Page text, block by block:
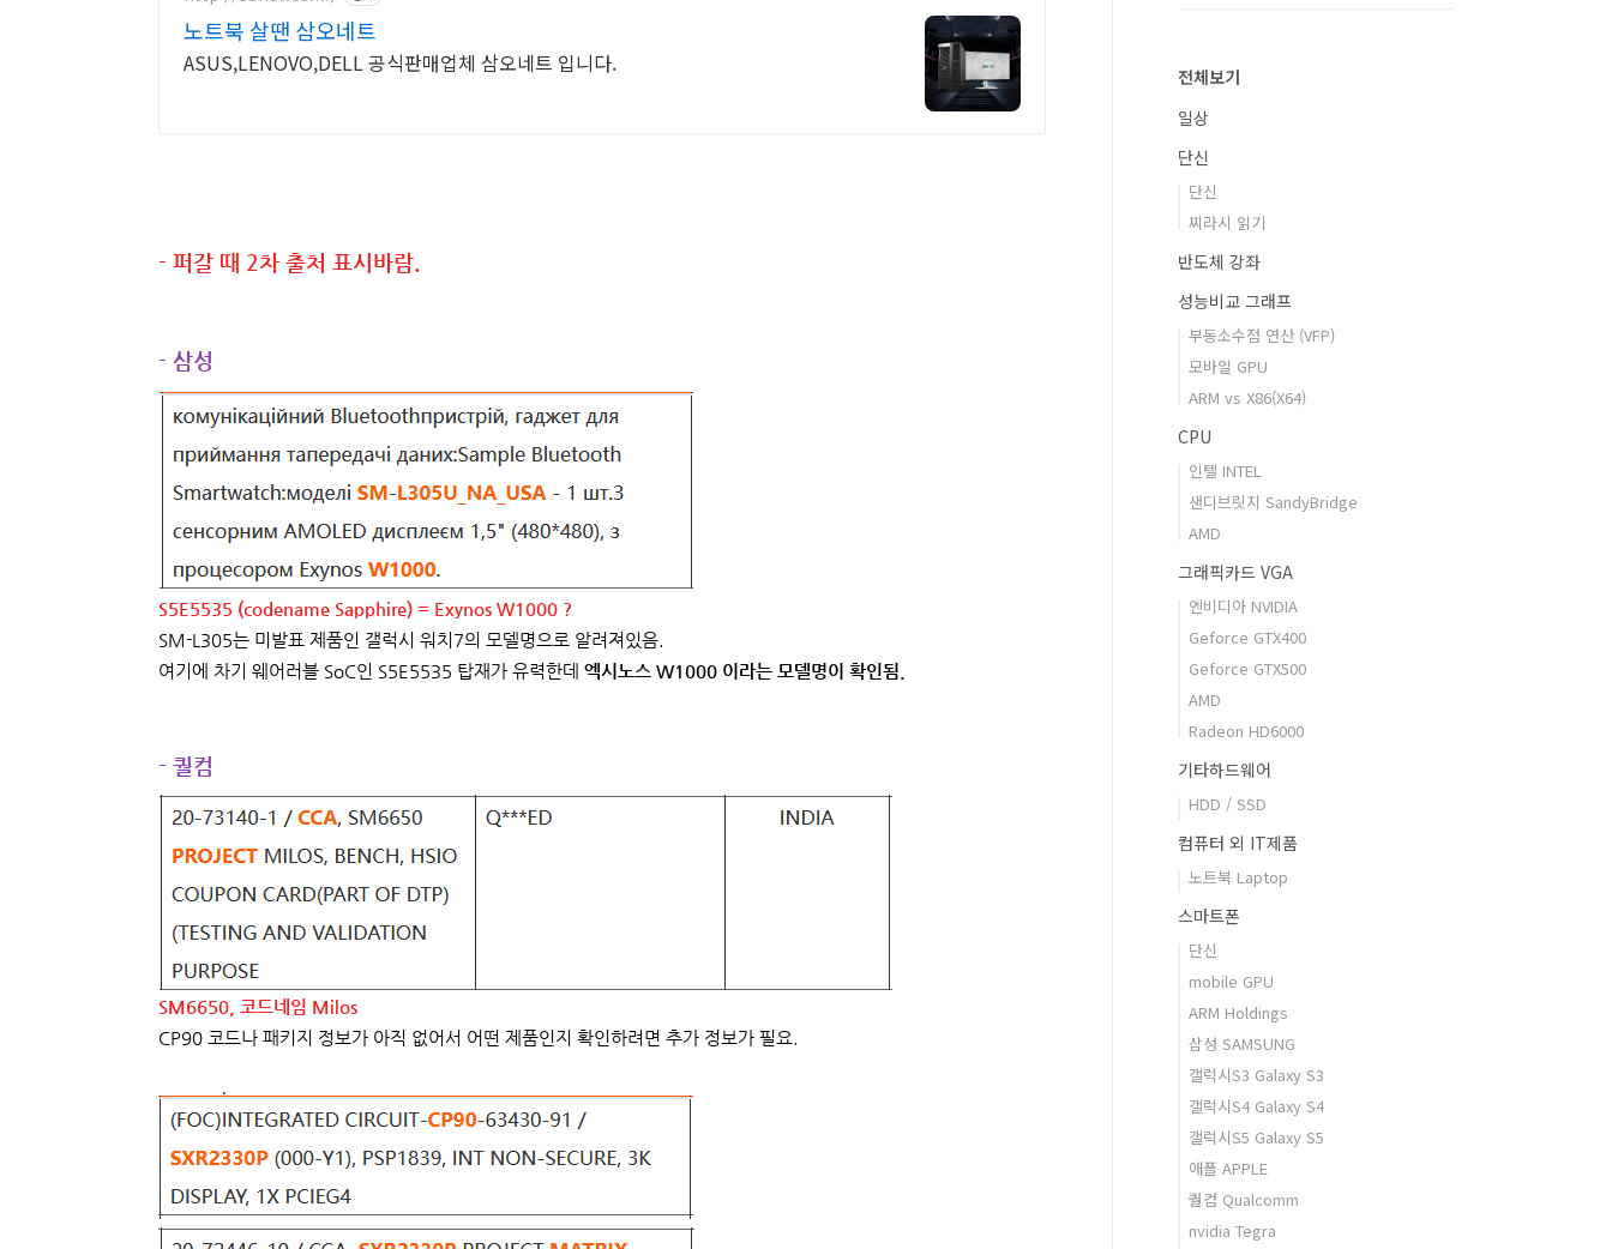
노트북 살땐 삼오네트
ASUS,LENOVO,DELL 공식판매업체 삼오네트 입니다.
- 퍼갈 때 2차 출처 표시바람.
- 삼성
S5E5535 (codename Sapphire) = Exynos W1000 ?
SM-L305는 미발표 제품인 갤럭시 워치7의 모델명으로 알려져있음.
여기에 차기 웨어러블 SoC인 S5E5535 탑재가 유력한데 엑시노스 W1000 이라는 모델명이 확인됨.
- 퀄컴
SM6650, 코드네임 Milos
CP90 코드나 패키지 정보가 아직 없어서 어떤 제품인지 확인하려면 추가 정보가 필요.
전체보기
일상
단신
단신
찌라시 읽기
반도체 강좌
성능비교 그래프
부동소수점 연산 (VFP)
모바일 GPU
ARM vs X86(X64)
CPU
인텔 INTEL
샌디브릿지 SandyBridge
AMD
그래픽카드 VGA
엔비디아 NVIDIA
Geforce GTX400
Geforce GTX500
AMD
Radeon HD6000
기타하드웨어
HDD / SSD
컴퓨터 외 IT제품
노트북 Laptop
스마트폰
단신
mobile GPU
ARM Holdings
삼성 SAMSUNG
갤럭시S3 Galaxy S3
갤럭시S4 Galaxy S4
갤럭시S5 Galaxy S5
애플 APPLE
퀄컴 Qualcomm
nvidia Tegra